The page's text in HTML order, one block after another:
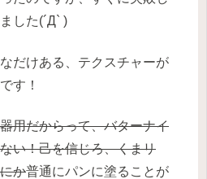
した(´Д` )
だけある、テクスチャーが
す！
用だからって、バターナイ
い！己を信じろ、くまリ
か普通にパンに塗ることが